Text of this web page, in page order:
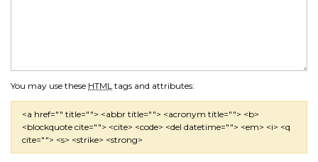
You may use these HTML tags and attributes:
<a href="" title=""> <abbr title=""> <acronym title=""> <b>
<blockquote cite=""> <cite> <code> <del datetime=""> <em> <i> <q
cite=""> <s> <strike> <strong>